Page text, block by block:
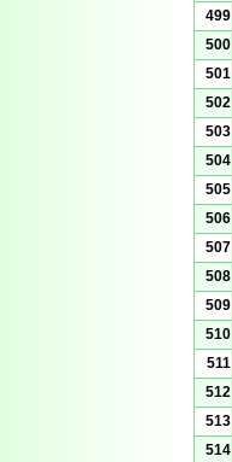
499
500
501
502
503
504
505
506
507
508
509
510
511
512
513
514